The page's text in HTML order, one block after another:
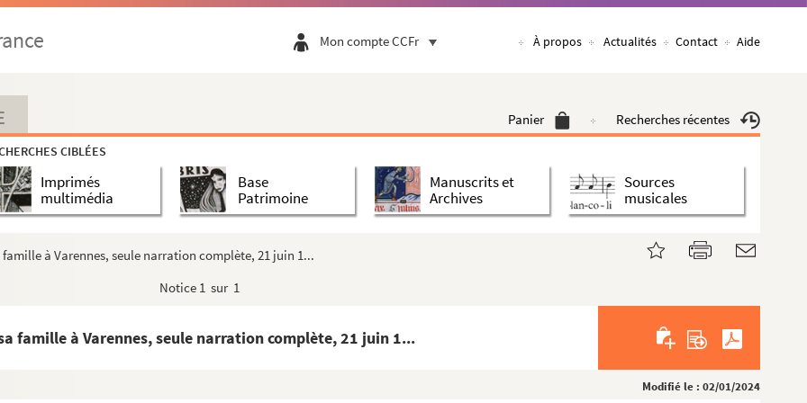
Mon compte CCFr À propos Actualités Contact Aide
Panier Recherches récentes
CIBLÉES
Imprimés
multimédia
Base
Patrimoine
Manuscrits et
Archives
Sources
musicales
famille à Varennes, seule narration complète, 21 juin 1...
Notice 1 sur 1
famille à Varennes, seule narration complète, 21 juin 1...
Modifié le : 02/01/2024
de Lisieux et des cantons voisins......
par l'abbé R. Heurtevent »
militaire et civile au moyen âge...
Bayeux. A Jersey l'an 1794. [Copié par...
commune de Merry, canton de Trun, Orne...
de l'arrondissement du Hâvre ». — « L...
de chasseurs »